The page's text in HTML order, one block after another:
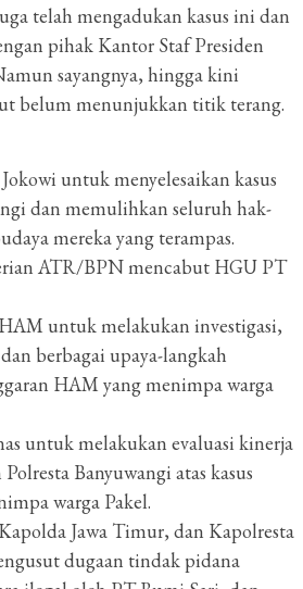
telah mengadukan kasus ini dan
pihak Kantor Staf Presiden
sayangnya, hingga kini
belum menunjukkan titik terang.
untuk menyelesaikan kasus
dan memulihkan seluruh hak-
mereka yang terampas.
ATR/BPN mencabut HGU PT
untuk melakukan investigasi,
berbagai upaya-langkah
HAM yang menimpa warga
untuk melakukan evaluasi kinerja
Banyuwangi atas kasus
warga Pakel.
Jawa Timur, dan Kapolresta
dugaan tindak pidana